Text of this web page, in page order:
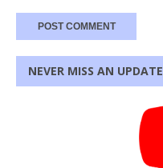
NEVER MISS AN UPDATE